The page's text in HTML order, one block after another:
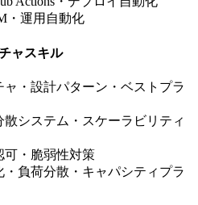
・運用自動化
ャスキル
・設計パターン・ベストプラ
システム・スケーラビリティ
可・脆弱性対策
負荷分散・キャパシティプラ